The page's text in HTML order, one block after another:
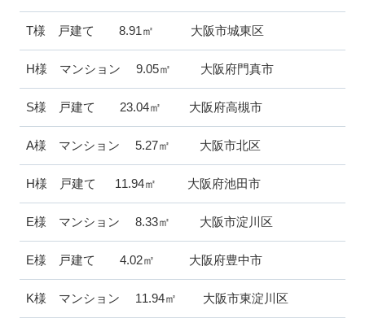
T様 戸建て 8.91㎡ 大阪市城東区
H様 マンション 9.05㎡ 大阪府門真市
S様 戸建て 23.04㎡ 大阪府高槻市
A様 マンション 5.27㎡ 大阪市北区
H様 戸建て 11.94㎡ 大阪府池田市
E様 マンション 8.33㎡ 大阪市淀川区
E様 戸建て 4.02㎡ 大阪府豊中市
K様 マンション 11.94㎡ 大阪市東淀川区